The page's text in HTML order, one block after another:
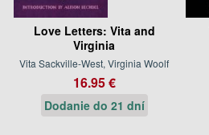
Love Letters: Vita and
Virginia
Vita Sackville-West, Virginia Woolf
16.95 €
Dodanie do 21 dní